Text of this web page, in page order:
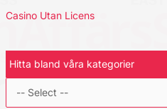
Casino Utan Licens
Hitta bland våra kategorier